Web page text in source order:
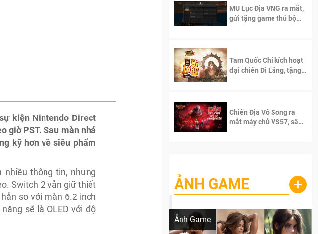
kiện Nintendo Direct
giờ PST. Sau màn nhá
kỹ hơn về siêu phẩm
thông tin, nhưng
Switch 2 vẫn giữ thiết
so với màn 6.2 inch
sẽ là OLED với độ
MU Lục Địa VNG ra mắt,
gửi tặng game thủ bộ
Tam Quốc Chí kích hoạt
đại chiến Di Lăng, tặng
Chiến Địa Vô Song ra
mắt máy chủ VS57, sân
ẢNH GAME +
Ảnh Game
Lala Croft vừa nóng vừa xinh dưới nét vẽ